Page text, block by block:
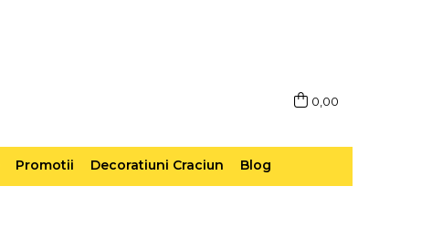
0,00
Promotii Decoratiuni Craciun Blog